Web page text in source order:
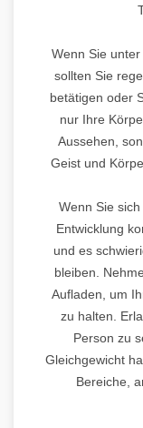
Wenn Sie
sollten Sie
betätigen oder
nur Ihre
Aussehen,
Geist und
Wenn Sie
Entwicklung
und es
bleiben.
Aufladen, um
zu halten.
Person zu
Gleichgewicht
Bereiche,